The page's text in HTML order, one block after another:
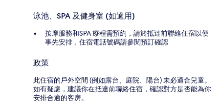
泳池、SPA 及健身室 (如適用)
按摩服務和SPA 療程需預約，請於抵達前聯絡住宿以便
事先安排，住宿電話號碼請參閱預訂確認
政策
此住宿的戶外空間 (例如露台、庭院、陽台) 未必適合兒童。
如有疑慮，建議你在抵達前聯絡住宿，確認對方是否能為你
安排合適的客房。